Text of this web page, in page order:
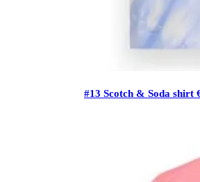
#13 Scotch & Soda shirt